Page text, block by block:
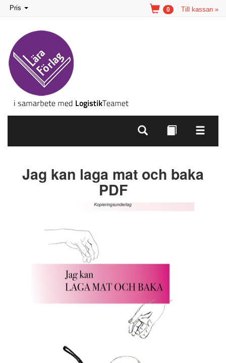
Toggle
navigation
Pris Till kassan »
0
Jag kan laga mat och baka
PDF